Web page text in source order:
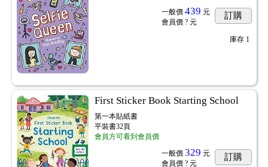
一般價 439 元
會員價? 元
訂購
庫存 1
First Sticker Book Starting School
第一本貼紙書
平裝書32頁
會員方可看到會員價
一般價 329 元
會員價? 元
訂購